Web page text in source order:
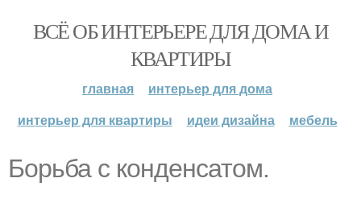
ВСЁ ОБ ИНТЕРЬЕРЕ ДЛЯ ДОМА И
КВАРТИРЫ
главная
интерьер для дома
интерьер для квартиры
идеи дизайна мебель
Борьба с конденсатом.